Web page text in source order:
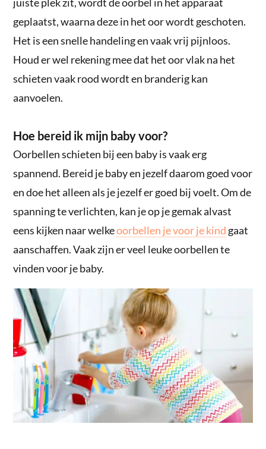
geplaatst, waarna deze in het oor wordt geschoten.
Het is een snelle handeling en vaak vrij pijnloos.
Houd er wel rekening mee dat het oor vlak na het
schieten vaak rood wordt en branderig kan
aanvoelen.
Hoe bereid ik mijn baby voor?
Oorbellen schieten bij een baby is vaak erg
spannend. Bereid je baby en jezelf daarom goed voor
en doe het alleen als je jezelf er goed bij voelt. Om de
spanning te verlichten, kan je op je gemak alvast
eens kijken naar welkeoorbellen je voor je kind gaat
aanschaffen. Vaak zijn er veel leuke oorbellen te
vinden voor je baby.